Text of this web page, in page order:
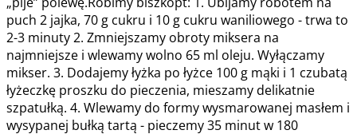
puch 2 jajka, 70 g cukru i 10 g cukru waniliowego - trwa to
2-3 minuty 2. Zmniejszamy obroty miksera na
najmniejsze i wlewamy wolno 65 ml oleju. Wyłączamy
mikser. 3. Dodajemy łyżka po łyżce 100 g mąki i 1 czubatą
łyżeczkę proszku do pieczenia, mieszamy delikatnie
szpatułką. 4. Wlewamy do formy wysmarowanej masłem i
wysypanej bułką tartą - pieczemy 35 minut w 180